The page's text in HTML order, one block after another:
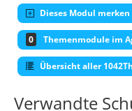
Dieses Modul
0 Themenmodule im
Übersicht aller
Verwandte